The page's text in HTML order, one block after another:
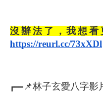
沒辦法了，我想
https://reurl.cc/73xXDl
┏━━ 📌林子玄愛八字影